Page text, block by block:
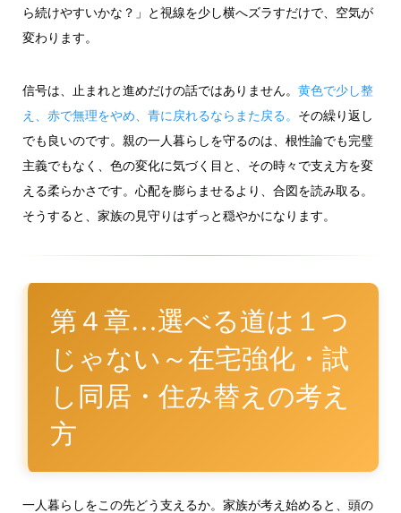
ら続けやすいかな？」と視線を少し横へズラすだけで、空気が
変わります。
信号は、止まれと進めだけの話ではありません。 黄色で少し整
え、赤で無理をやめ、青に戻れるならまた戻る。 その繰り返し
でも良いのです。親の一人暮らしを守るのは、根性論でも完璧
主義でもなく、色の変化に気づく目と、その時々で支え方を変
える柔らかさです。心配を膨らませるより、合図を読み取る。
そうすると、家族の見守りはずっと穏やかになります。
第４章…選べる道は１つ
じゃない～在宅強化・試
し同居・住み替えの考え
方
一人暮らしをこの先どう支えるか。家族が考え始めると、頭の